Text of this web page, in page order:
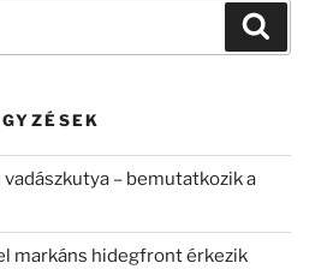
– bemutatkozik a
markáns hidegfront érkezik